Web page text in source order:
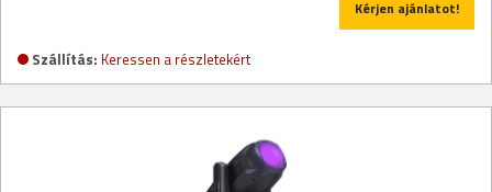
Kérjen ajánlatot!
Szállítás: Keressen a részletekért